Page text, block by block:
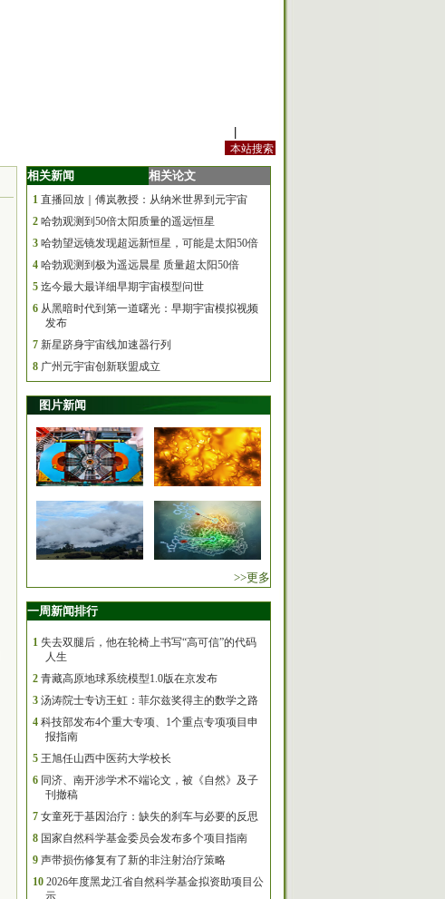
相关新闻 相关论文
1 直播回放｜傅岚教授：从纳米世界到元宇宙
2 哈勃观测到50倍太阳质量的遥远恒星
3 哈勃望远镜发现超远新恒星，可能是太阳50倍
4 哈勃观测到极为遥远晨星 质量超太阳50倍
5 迄今最大最详细早期宇宙模型问世
6 从黑暗时代到第一道曙光：早期宇宙模拟视频
发布
7 新星跻身宇宙线加速器行列
8 广州元宇宙创新联盟成立
图片新闻
>>更多
一周新闻排行
1 失去双腿后，他在轮椅上书写“高可信”的代码
人生
2 青藏高原地球系统模型1.0版在京发布
3 汤涛院士专访王虹：菲尔兹奖得主的数学之路
4 科技部发布4个重大专项、1个重点专项项目申
报指南
5 王旭任山西中医药大学校长
6 同济、南开涉学术不端论文，被《自然》及子
刊撤稿
7 女童死于基因治疗：缺失的刹车与必要的反思
8 国家自然科学基金委员会发布多个项目指南
9 声带损伤修复有了新的非注射治疗策略
10 2026年度黑龙江省自然科学基金拟资助项目公
示